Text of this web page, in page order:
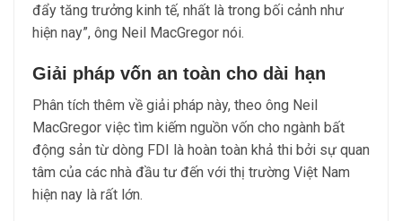
đẩy tăng trưởng kinh tế, nhất là trong bối cảnh như
hiện nay”, ông Neil MacGregor nói.
Giải pháp vốn an toàn cho dài hạn
Phân tích thêm về giải pháp này, theo ông Neil
MacGregor việc tìm kiếm nguồn vốn cho ngành bất
động sản từ dòng FDI là hoàn toàn khả thi bởi sự quan
tâm của các nhà đầu tư đến với thị trường Việt Nam
hiện nay là rất lớn.